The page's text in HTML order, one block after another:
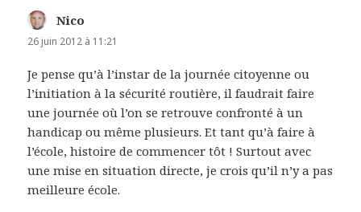
Nico
26 juin 2012 à 11:21
Je pense qu’à l’instar de la journée citoyenne ou
l’initiation à la sécurité routière, il faudrait faire
une journée où l’on se retrouve confronté à un
handicap ou même plusieurs. Et tant qu’à faire à
l’école, histoire de commencer tôt ! Surtout avec
une mise en situation directe, je crois qu’il n’y a pas
meilleure école.